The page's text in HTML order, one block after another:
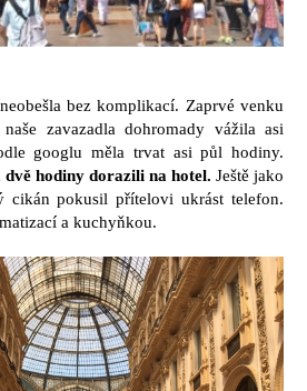
bez komplikací. Zaprvé venku
zavazadla dohromady vážila asi
googlu měla trvat asi půl hodiny.
dvě hodiny dorazili na hotel. Ještě jako
cikán pokusil přítelovi ukrást telefon.
a kuchyňkou.